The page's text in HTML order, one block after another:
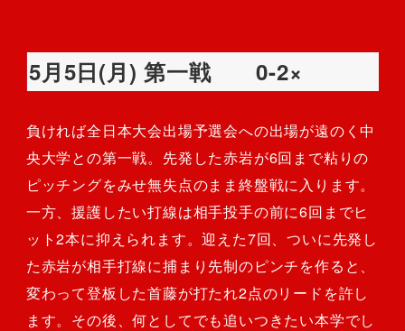
5月5日(月) 第一戦 0-2×
負ければ全日本大会出場予選会への出場が遠のく中
央大学との第一戦。先発した赤岩が6回まで粘りの
ピッチングをみせ無失点のまま終盤戦に入ります。
一方、援護したい打線は相手投手の前に6回までヒ
ット2本に抑えられます。迎えた7回、ついに先発し
た赤岩が相手打線に捕まり先制のピンチを作ると、
変わって登板した首藤が打たれ2点のリードを許し
ます。その後、何としてでも追いつきたい本学でし